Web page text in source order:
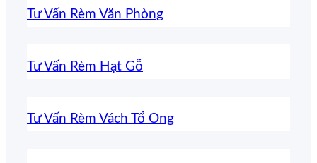
Tư Vấn Rèm Văn Phòng
Tư Vấn Rèm Hạt Gỗ
Tư Vấn Rèm Vách Tổ Ong